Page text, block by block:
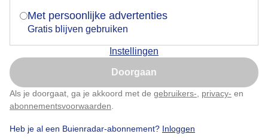
Met persoonlijke advertenties
Gratis blijven gebruiken
Instellingen
Doorgaan
Als je doorgaat, ga je akkoord met de gebruikers- privacy- en
abonnementsvoorwaarden
Heb je al een Buienradar-abonnement? Inloggen
Door: Janneke Middendorp
Nu niet, misschien later
Klik hierom dit aan te passen